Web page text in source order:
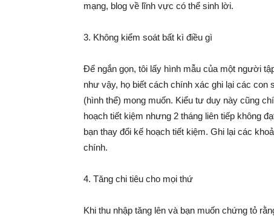
mạng, blog về lĩnh vực có thể sinh lời.
3. Không kiểm soát bất kì điều gì
Để ngắn gọn, tôi lấy hình mẫu của một người
như vậy, họ biết cách chính xác ghi lại các con
(hình thể) mong muốn. Kiểu tư duy này cũng
hoạch tiết kiệm nhưng 2 tháng liên tiếp không
bạn thay đổi kế hoạch tiết kiệm. Ghi lại các
chính.
4. Tăng chi tiêu cho mọi thứ
Khi thu nhập tăng lên và bạn muốn chứng tỏ